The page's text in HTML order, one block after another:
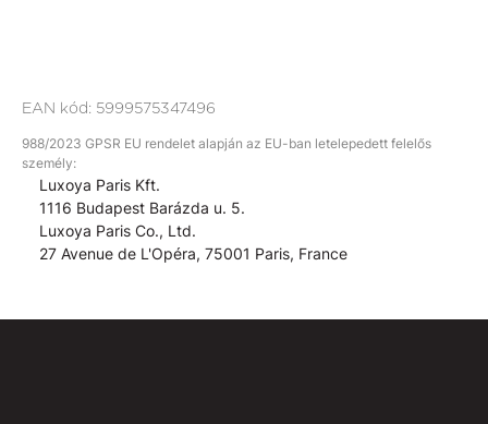
EAN kód: 5999575347496
988/2023 GPSR EU rendelet alapján az EU-ban letelepedett felelős
személy:
Luxoya Paris Kft.
1116 Budapest Barázda u. 5.
Luxoya Paris Co., Ltd.
27 Avenue de L'Opéra, 75001 Paris, France